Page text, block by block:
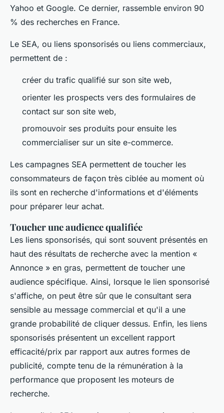
Yahoo et Google. Ce dernier, rassemble environ 90
% des recherches en France.
Le SEA, ou liens sponsorisés ou liens commerciaux,
permettent de :
créer du trafic qualifié sur son site web,
orienter les prospects vers des formulaires de
contact sur son site web,
promouvoir ses produits pour ensuite les
commercialiser sur un site e-commerce.
Les campagnes SEA permettent de toucher les
consommateurs de façon très ciblée au moment où
ils sont en recherche d'informations et d'éléments
pour préparer leur achat.
Toucher une audience qualifiée
Les liens sponsorisés, qui sont souvent présentés en
haut des résultats de recherche avec la mention «
Annonce » en gras, permettent de toucher une
audience spécifique. Ainsi, lorsque le lien sponsorisé
s'affiche, on peut être sûr que le consultant sera
sensible au message commercial et qu'il a une
grande probabilité de cliquer dessus. Enfin, les liens
sponsorisés présentent un excellent rapport
efficacité/prix par rapport aux autres formes de
publicité, compte tenu de la rémunération à la
performance que proposent les moteurs de
recherche.